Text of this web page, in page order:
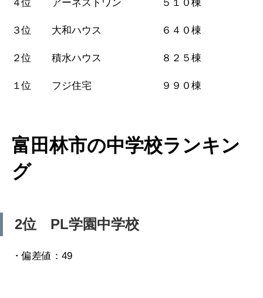
４位 アーネストワン ５１０棟
３位 大和ハウス ６４０棟
２位 積水ハウス ８２５棟
１位 フジ住宅 ９９０棟
富田林市の中学校ランキン
グ
2位 PL学園中学校
・偏差値：49